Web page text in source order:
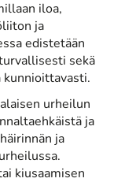
iloa,
ja
edistetään
sekä
urheilun
ja
ja
kiusaamisen